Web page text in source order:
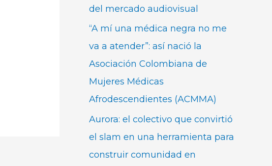
del mercado audiovisual
“A mí una médica negra no me
va a atender”: así nació la
Asociación Colombiana de
Mujeres Médicas
Afrodescendientes (ACMMA)
Aurora: el colectivo que convirtió
el slam en una herramienta para
construir comunidad en